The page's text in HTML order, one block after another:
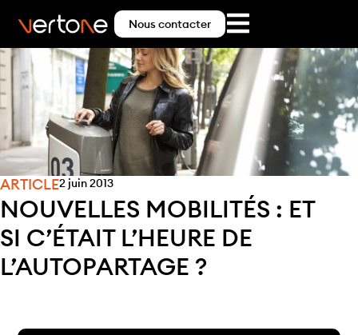
Nous contacter
ARTICLE2 juin 2013
NOUVELLES MOBILITÉS : ET
SI C’ÉTAIT L’HEURE DE
L’AUTOPARTAGE ?